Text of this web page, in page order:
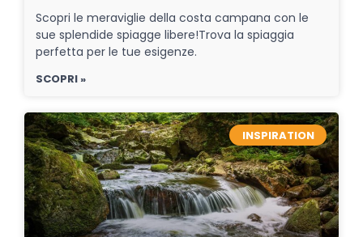
Scopri le meraviglie della costa campana con le
sue splendide spiagge libere!Trova la spiaggia
perfetta per le tue esigenze.
SCOPRI »
INSPIRATION